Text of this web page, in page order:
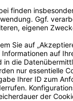
- bis zu
hochwertiges
und machen
unter